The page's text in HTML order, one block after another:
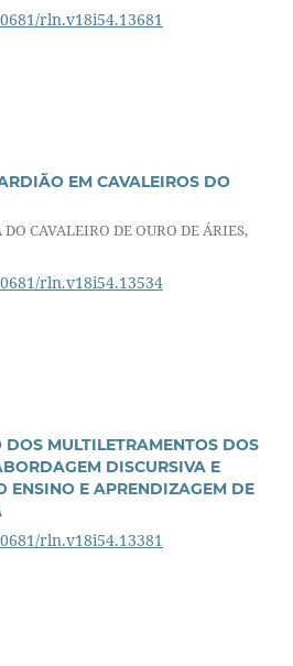
rln.v18i54.13681
EM CAVALEIROS DO
CAVALEIRO DE OURO DE ÁRIES,
rln.v18i54.13534
MULTILETRAMENTOS DOS
DISCURSIVA E
ENSINO E APRENDIZAGEM DE
rln.v18i54.13381